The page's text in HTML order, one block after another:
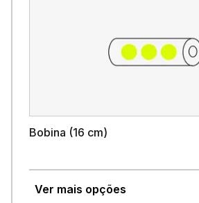
Bobina (16 cm)
Ver mais opções